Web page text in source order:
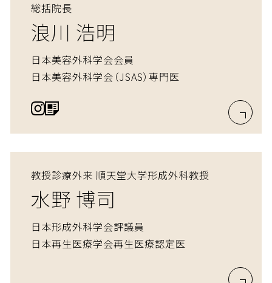
総括院長
浪川 浩明
日本美容外科学会会員
日本美容外科学会（JSAS）専門医
教授診療外来 順天堂大学形成外科教授
水野 博司
日本形成外科学会評議員
日本再生医療学会再生医療認定医